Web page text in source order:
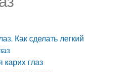
Как сделать легкий
глаз